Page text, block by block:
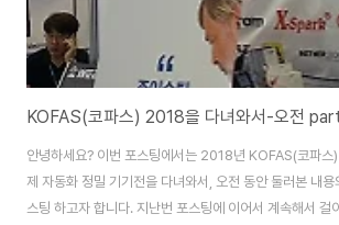
KOFAS(코파스) 2018을 다녀와서-오전
안녕하세요? 이번 포스팅에서는 2018년 KOFAS(코파스
제 자동화 정밀 기기전을 다녀와서, 오전 동안 둘러본 내
스팅 하고자 합니다. 지난번 포스팅에 이어서 계속해서 걸